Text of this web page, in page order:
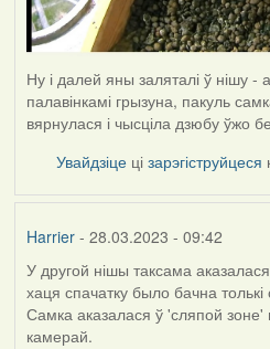
Ну і далей яны заляталі ў нішу -
палавінкамі грызуна, пакуль
вярнулася і чысціла дзюбу ўжо
Увайдзіце цізарэгіструйцеся
Harrier- 28.03.2023 - 09:42
У другой нішы таксама
хаця спачатку было бачна
Самка аказалася ў 'сляпой зоне'
камерай.